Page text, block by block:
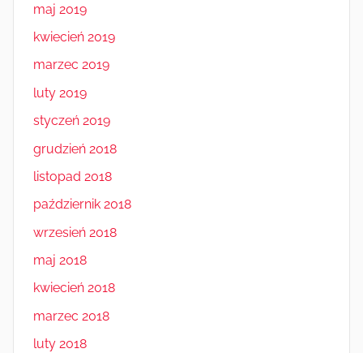
maj 2019
kwiecień 2019
marzec 2019
luty 2019
styczeń 2019
grudzień 2018
listopad 2018
październik 2018
wrzesień 2018
maj 2018
kwiecień 2018
marzec 2018
luty 2018